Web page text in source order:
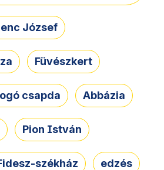
József
Füvészkert
csapda Abbázia
Pion István
székház edzés